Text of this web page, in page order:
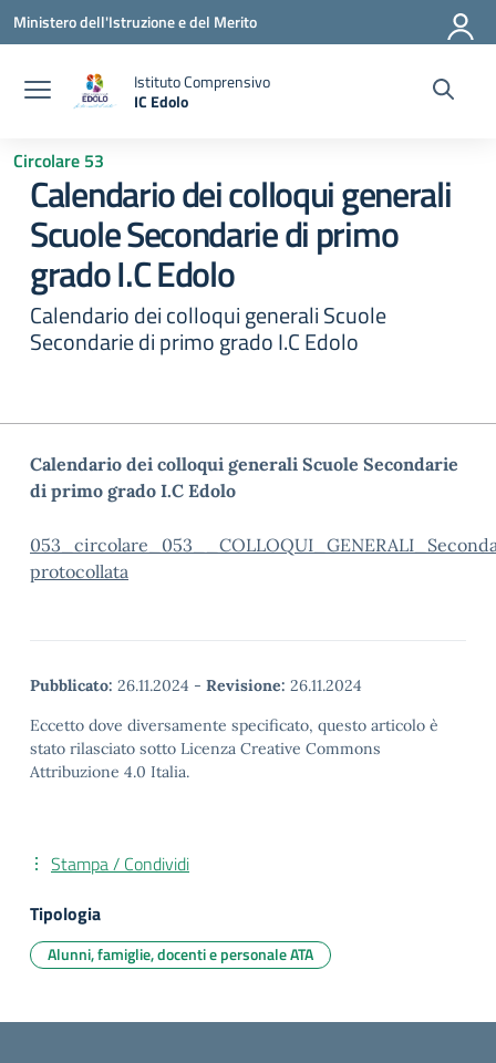
Vai ai contenuti
Vai al menu di navigazione
Vai al footer
Ministero dell'Istruzione e del Merito
Istituto Comprensivo
IC Edolo
Circolare 53
Calendario dei colloqui generali
Scuole Secondarie di primo
grado I.C Edolo
Calendario dei colloqui generali Scuole
Secondarie di primo grado I.C Edolo
Calendario dei colloqui generali Scuole Secondarie
di primo grado I.C Edolo
protocollata
Pubblicato: 26.11.2024 - Revisione: 26.11.2024
Eccetto dove diversamente specificato, questo articolo è
stato rilasciato sotto Licenza Creative Commons
Attribuzione 4.0 Italia.
Stampa / Condividi
Tipologia
Alunni, famiglie, docenti e personale ATA